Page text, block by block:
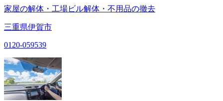
家屋の解体・工場ビル解体・不用品の撤去
三重県伊賀市
0120-059539